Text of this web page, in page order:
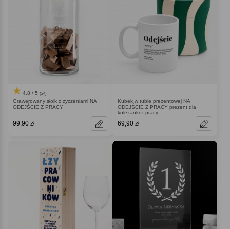
4.8 / 5 (24)
Grawerowany słoik z życzeniami NA
ODEJŚCIE Z PRACY
99,90 zł
Kubek w tubie prezentowej NA
ODEJŚCIE Z PRACY prezent dla
koleżanki z pracy
69,90 zł